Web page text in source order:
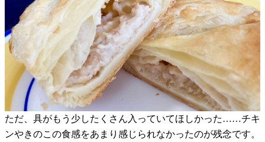
ただ、具がもう少したくさん入っていてほしかった……チキ
ンやきのこの食感をあまり感じられなかったのが残念です。